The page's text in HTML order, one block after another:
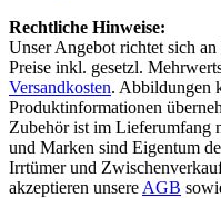
Rechtliche Hinweise:
Unser Angebot richtet sich
Preise inkl. gesetzl.
Versandkosten. Abbildungen
Produktinformationen
Zubehör ist im Lieferumfang
und Marken sind Eigentum
Irrtümer und
akzeptieren unsere AGB